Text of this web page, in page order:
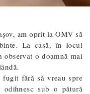
am oprit la OMV să
La casă, în locul
observat o doamnă mai
fără să vreau spre
odihnesc sub o pătură